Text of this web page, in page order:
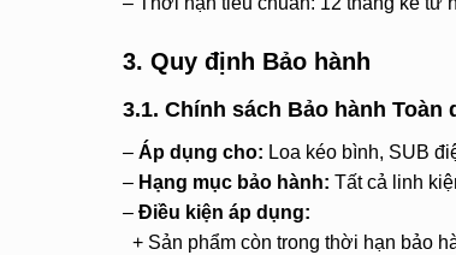
3. Quy định Bảo hành
3.1. Chính sách Bảo hành Toàn
– Áp dụng cho: Loa kéo bình, SUB
– Hạng mục bảo hành: Tất cả linh
– Điều kiện áp dụng:
+ Sản phẩm còn trong thời hạn bảo